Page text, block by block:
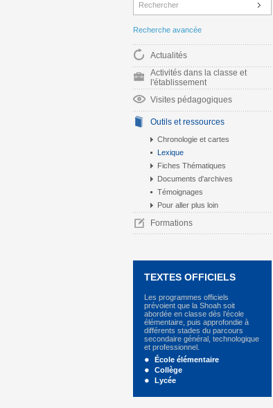
Recherche avancée
Actualités
Activités dans la classe et
l'établissement
Visites pédagogiques
Outils et ressources
Chronologie et cartes
Lexique
Fiches Thématiques
Documents d'archives
Témoignages
Pour aller plus loin
Formations
TEXTES OFFICIELS
Les programmes officiels
prévoient que la Shoah soit
abordée en classe dès l’école
élémentaire, puis approfondie à
différents stades du parcours
secondaire général, technologique
et professionnel.
École élémentaire
Collège
Lycée